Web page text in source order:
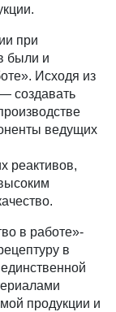
при
были и
Исходя из
создавать
ведущих
реактивов,
в работе»-
в
продукции и